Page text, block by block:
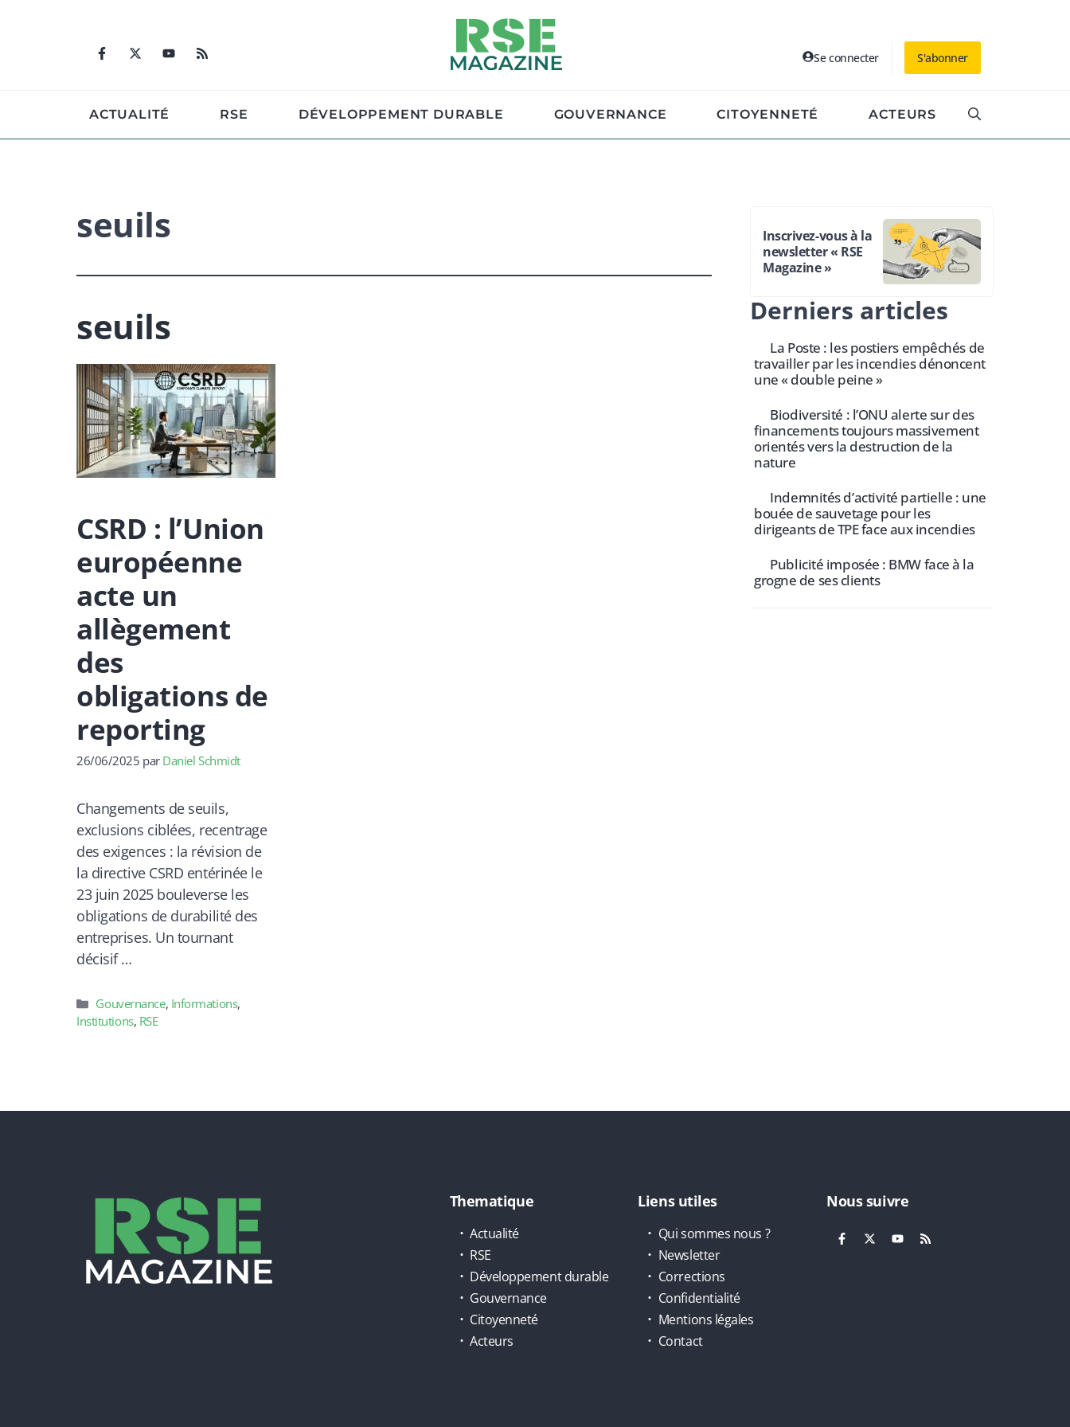
Se connecter S'abonner
ACTUALITÉ RSE DÉVELOPPEMENT DURABLE GOUVERNANCE CITOYENNETÉ ACTEURS
seuils
seuils
CSRD : l’Union
européenne
acte un
allègement
des
obligations de
reporting
26/06/2025 par Daniel Schmidt
Changements de seuils,
exclusions ciblées, recentrage
des exigences : la révision de
la directive CSRD entérinée le
23 juin 2025 bouleverse les
obligations de durabilité des
entreprises. Un tournant
décisif …
Catégories
Gouvernance, Informations,
Institutions, RSE
Inscrivez-vous à la
newsletter « RSE
Magazine »
Derniers articles
La Poste : les postiers empêchés de
travailler par les incendies dénoncent
une « double peine »
Biodiversité : l’ONU alerte sur des
financements toujours massivement
orientés vers la destruction de la
nature
Indemnités d’activité partielle : une
bouée de sauvetage pour les
dirigeants de TPE face aux incendies
Publicité imposée : BMW face à la
grogne de ses clients
Thematique
Actualité
RSE
Développement durable
Gouvernance
Citoyenneté
Acteurs
Liens utiles
Qui sommes nous ?
Newsletter
Corrections
Confidentialité
Mentions légales
Contact
Nous suivre